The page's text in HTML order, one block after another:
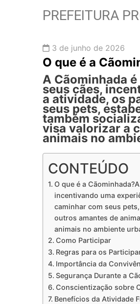
PREFEITURA
3 de junho de 2026
O que é a
A Cãominhada
seus cães,
a atividade, os
seus pets,
também
visa valorizar a
animais no
CONTEÚDO
O que é a
incentivando uma
caminhar com seus
outros amantes de
animais no ambiente
Como Participar
Regras para os
Importância da
Segurança Durante a
Conscientização sobre
Benefícios da Atividade